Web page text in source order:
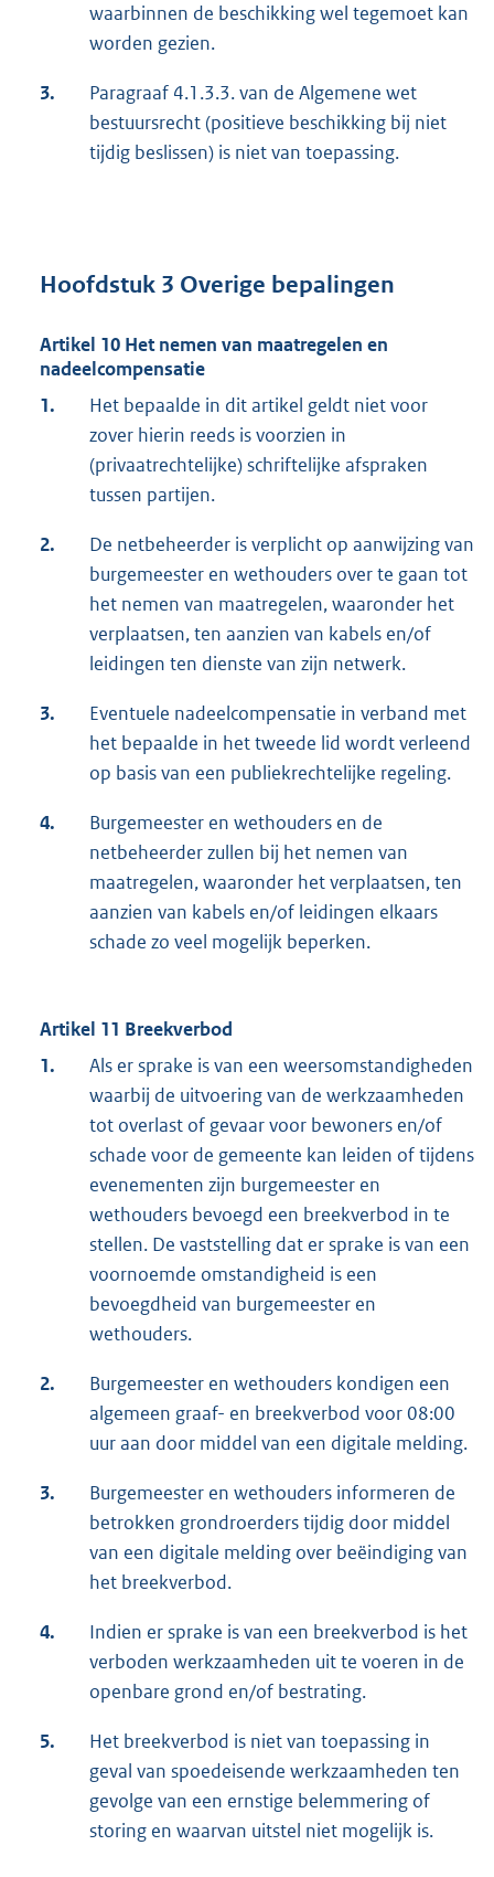
waarbinnen de beschikking wel tegemoet kan
worden gezien.
3.
Paragraaf 4.1.3.3. van de Algemene wet
bestuursrecht (positieve beschikking bij niet
tijdig beslissen) is niet van toepassing.
Hoofdstuk 3 Overige bepalingen
Artikel 10 Het nemen van maatregelen en
nadeelcompensatie
1.
Het bepaalde in dit artikel geldt niet voor
zover hierin reeds is voorzien in
(privaatrechtelijke) schriftelijke afspraken
tussen partijen.
2.
De netbeheerder is verplicht op aanwijzing van
burgemeester en wethouders over te gaan tot
het nemen van maatregelen, waaronder het
verplaatsen, ten aanzien van kabels en/of
leidingen ten dienste van zijn netwerk.
3.
Eventuele nadeelcompensatie in verband met
het bepaalde in het tweede lid wordt verleend
op basis van een publiekrechtelijke regeling.
4.
Burgemeester en wethouders en de
netbeheerder zullen bij het nemen van
maatregelen, waaronder het verplaatsen, ten
aanzien van kabels en/of leidingen elkaars
schade zo veel mogelijk beperken.
Artikel 11 Breekverbod
1.
Als er sprake is van een weersomstandigheden
waarbij de uitvoering van de werkzaamheden
tot overlast of gevaar voor bewoners en/of
schade voor de gemeente kan leiden of tijdens
evenementen zijn burgemeester en
wethouders bevoegd een breekverbod in te
stellen. De vaststelling dat er sprake is van een
voornoemde omstandigheid is een
bevoegdheid van burgemeester en
wethouders.
2.
Burgemeester en wethouders kondigen een
algemeen graaf- en breekverbod voor 08:00
uur aan door middel van een digitale melding.
3.
Burgemeester en wethouders informeren de
betrokken grondroerders tijdig door middel
van een digitale melding over beëindiging van
het breekverbod.
4.
Indien er sprake is van een breekverbod is het
verboden werkzaamheden uit te voeren in de
openbare grond en/of bestrating.
5.
Het breekverbod is niet van toepassing in
geval van spoedeisende werkzaamheden ten
gevolge van een ernstige belemmering of
storing en waarvan uitstel niet mogelijk is.